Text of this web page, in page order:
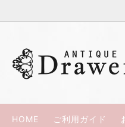
カップ＆ソーサー
スポード/コープ
HOME ご利用ガイド